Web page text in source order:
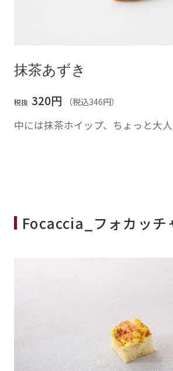
抹茶あずき
税抜 320円 （税込346円）
中には抹茶ホイップ、ちょっと大
Focaccia_フォカッチ